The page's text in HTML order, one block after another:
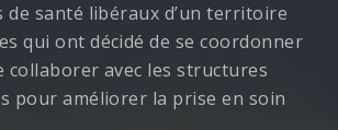
de santé libéraux d’un territoire
qui ont décidé de se coordonner
collaborer avec les structures
pour améliorer la prise en soin